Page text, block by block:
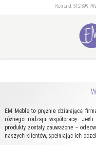
Kontakt: 512 399 799
EM Meble to prężnie działająca
różnego rodzaju współpracę.
produkty zostały zauważone –
naszych klientów, spełniając ich